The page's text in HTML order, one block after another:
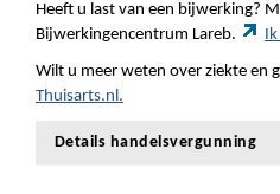
Heeft u last van een bijwerking?
Bijwerkingencentrum Lareb.
Wilt u meer weten over ziekte en
Thuisarts.nl.
Details handelsvergunning